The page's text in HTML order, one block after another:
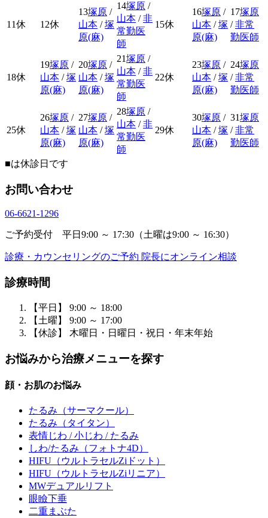
11休 12休
13塚原 /
山本 /塚
原(麻)
14塚原 /
山本 /非
常勤医
師
15休
16塚原 /
山本 /塚
原(麻)
17塚原
/非常
勤医師
18休
19塚原 /
山本 /塚
原(麻)
20塚原 /
山本 /塚
原(麻)
21塚原 /
山本 /非
常勤医
師
22休
23塚原 /
山本 /塚
原(麻)
24塚原
/非常
勤医師
25休
26塚原 /
山本 /塚
原(麻)
27塚原 /
山本 /塚
原(麻)
28塚原 /
山本 /非
常勤医
師
29休
30塚原 /
山本 /塚
原(麻)
31塚原
/非常
勤医師
■は休診日です
お問い合わせ
06-6621-1296
ご予約受付 平日9:00 ～ 17:30（土曜は9:00 ～ 16:30）
診療・カウンセリングのご予約 院長にオンライン相談
診療時間
【平日】 9:00 ～ 18:00
【土曜】 9:00 ～ 17:00
【休診】 木曜日・日曜日・祝日・年末年始
お悩みから治療メニューを探す
顔・お肌のお悩み
たるみ （サーマクール）
たるみ （タイタン）
表情じわ / 小じわ / たるみ
しわ/たるみ （フォトナ4D）
HIFU （ウルトラセルZiドット）
HIFU （ウルトラセルZiリニア）
MWデュアルリフト
眼瞼下垂
二重まぶた